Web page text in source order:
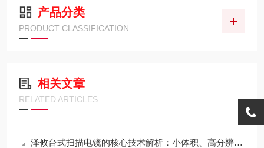
产品分类
PRODUCT CLASSIFICATION
相关文章
RELATED ARTICLES
泽攸台式扫描电镜的核心技术解析：小体积、高分辨率与桌面化的如何兼得？